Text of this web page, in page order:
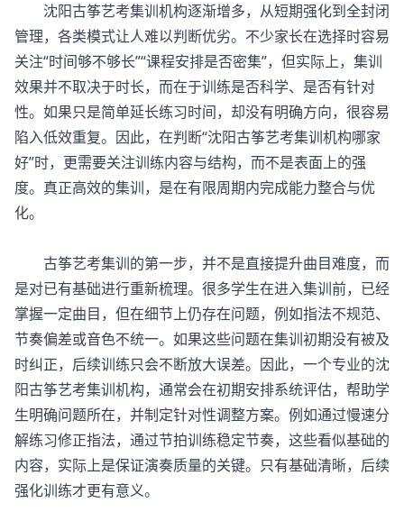
沈阳古筝艺考集训机构逐渐增多，从短期强化到全封闭
管理，各类模式让人难以判断优劣。不少家长在选择时容易
关注“时间够不够长”“课程安排是否密集”，但实际上，集训
效果并不取决于时长，而在于训练是否科学、是否有针对
性。如果只是简单延长练习时间，却没有明确方向，很容易
陷入低效重复。因此，在判断“沈阳古筝艺考集训机构哪家
好”时，更需要关注训练内容与结构，而不是表面上的强
度。真正高效的集训，是在有限周期内完成能力整合与优
化。
古筝艺考集训的第一步，并不是直接提升曲目难度，而
是对已有基础进行重新梳理。很多学生在进入集训前，已经
掌握一定曲目，但在细节上仍存在问题，例如指法不规范、
节奏偏差或音色不统一。如果这些问题在集训初期没有被及
时纠正，后续训练只会不断放大误差。因此，一个专业的沈
阳古筝艺考集训机构，通常会在初期安排系统评估，帮助学
生明确问题所在，并制定针对性调整方案。例如通过慢速分
解练习修正指法，通过节拍训练稳定节奏，这些看似基础的
内容，实际上是保证演奏质量的关键。只有基础清晰，后续
强化训练才更有意义。